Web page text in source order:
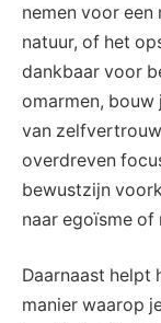
nemen voor een
natuur, ⁣of het
dankbaar voor
omarmen, bouw
van
overdreven
bewustzijn
naar egoïsme of
Daarnaast helpt
manier waarop